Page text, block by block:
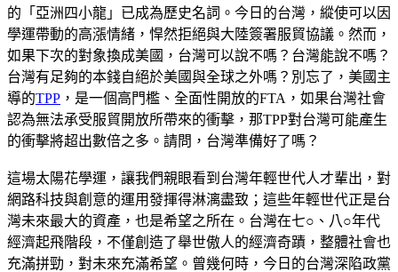
的「亞洲四小龍」已成為歷史名詞。今日的台灣，縱使可以因
學運帶動的高漲情緒，悍然拒絕與大陸簽署服貿協議。然而，
如果下次的對象換成美國，台灣可以說不嗎？台灣能說不嗎？
台灣有足夠的本錢自絕於美國與全球之外嗎？別忘了，美國主
導的TPP ，是一個高門檻、全面性開放的FTA，如果台灣社會
認為無法承受服貿開放所帶來的衝擊，那TPP對台灣可能產生
的衝擊將超出數倍之多。請問，台灣準備好了嗎？
這場太陽花學運，讓我們親眼看到台灣年輕世代人才輩出，對
網路科技與創意的運用發揮得淋漓盡致；這些年輕世代正是台
灣未來最大的資產，也是希望之所在。台灣在七○、八○年代
經濟起飛階段，不僅創造了舉世傲人的經濟奇蹟，整體社會也
充滿拼勁，對未來充滿希望。曾幾何時，今日的台灣深陷政黨